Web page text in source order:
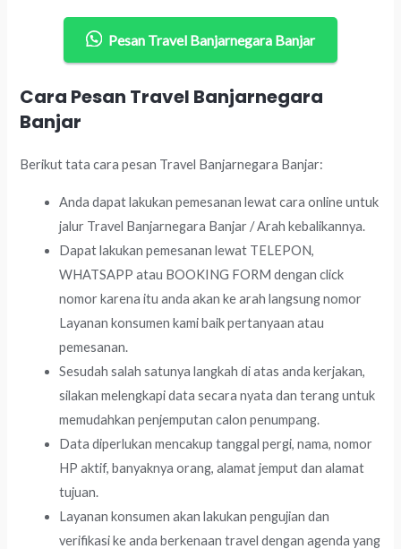
Pesan Travel Banjarnegara Banjar
Cara Pesan Travel Banjarnegara
Banjar
Berikut tata cara pesan Travel Banjarnegara Banjar:
Anda dapat lakukan pemesanan lewat cara online untuk
jalur Travel Banjarnegara Banjar / Arah kebalikannya.
Dapat lakukan pemesanan lewat TELEPON,
WHATSAPP atau BOOKING FORM dengan click
nomor karena itu anda akan ke arah langsung nomor
Layanan konsumen kami baik pertanyaan atau
pemesanan.
Sesudah salah satunya langkah di atas anda kerjakan,
silakan melengkapi data secara nyata dan terang untuk
memudahkan penjemputan calon penumpang.
Data diperlukan mencakup tanggal pergi, nama, nomor
HP aktif, banyaknya orang, alamat jemput dan alamat
tujuan.
Layanan konsumen akan lakukan pengujian dan
verifikasi ke anda berkenaan travel dengan agenda yang